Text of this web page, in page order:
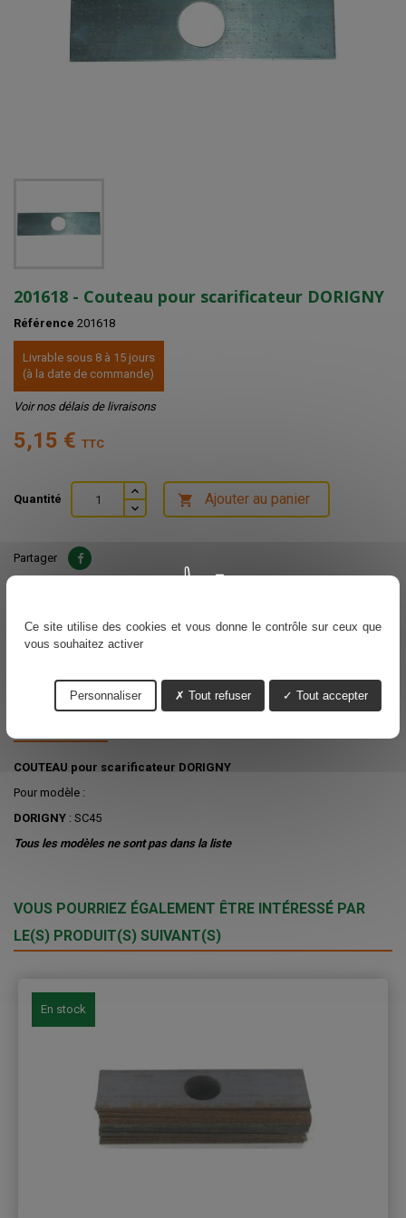
201618 - Couteau pour scarificateur DORIGNY
Référence 201618
Livrable sous 8 à 15 jours
(à la date de commande)
Voir nos délais de livraisons
5,15 € TTC
Quantité  Ajouter au panier
Partager
COUTEAU pour scarificateur DORIGNY
Pour modèle :
DORIGNY : SC45
Tous les modèles ne sont pas dans la liste
VOUS POURRIEZ ÉGALEMENT ÊTRE INTÉRESSÉ PAR
LE(S) PRODUIT(S) SUIVANT(S)
En stock
Ce site utilise des cookies et vous donne le contrôle sur ceux que
vous souhaitez activer
Tout accepter
Tout refuser
Personnaliser